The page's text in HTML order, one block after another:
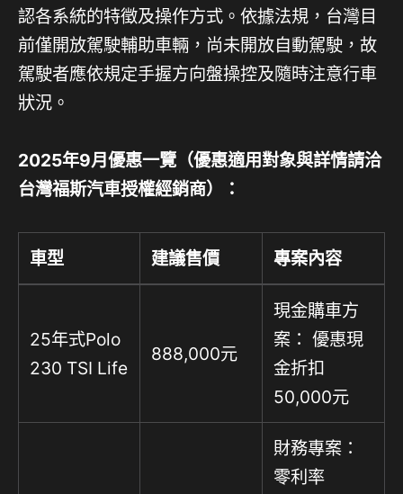
認各系統的特徵及操作方式。依據法規，台灣目
前僅開放駕駛輔助車輛，尚未開放自動駕駛，故
駕駛者應依規定手握方向盤操控及隨時注意行車
狀況。
2025年9月優惠一覽（優惠適用對象與詳情請洽
台灣福斯汽車授權經銷商）：
車型 建議售價 專案內容
25年式Polo
230 TSI Life
888,000元
現金購車方
案： 優惠現
金折扣
50,000元
財務專案：
零利率